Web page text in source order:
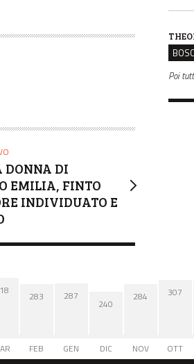
DONNA DI
EMILIA, FINTO
INDIVIDUATO E
Poi
283
FEB
287
GEN
240
DIC
284
NOV
307
OTT